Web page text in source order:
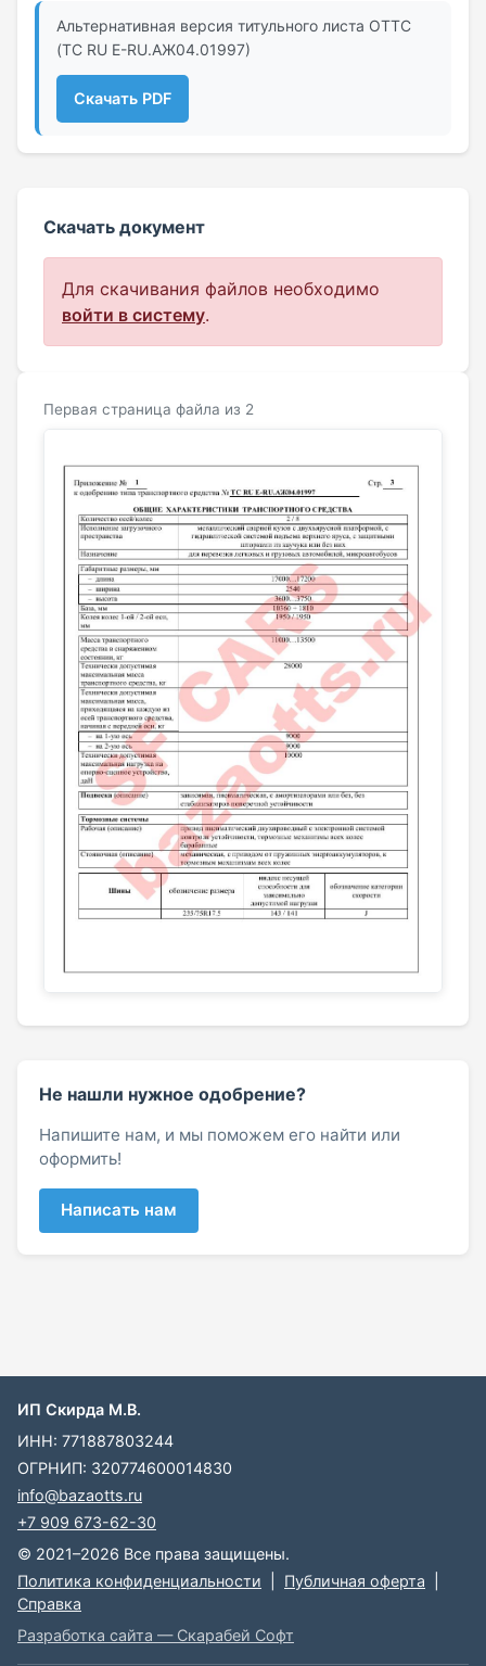
Альтернативная версия титульного листа ОТТС
(ТС RU Е-RU.АЖ04.01997)
Скачать PDF
Скачать документ
Для скачивания файлов необходимо
войти в систему.
Первая страница файла из 2
Не нашли нужное одобрение?
Напишите нам, и мы поможем его найти или
оформить!
Написать нам
ИП Скирда М.В.
ИНН: 771887803244
ОГРНИП: 320774600014830
info@bazaotts.ru
+7 909 673-62-30
© 2021–2026 Все права защищены.
Политика конфиденциальности
Публичная оферта
Справка
Разработка сайта — Скарабей Софт